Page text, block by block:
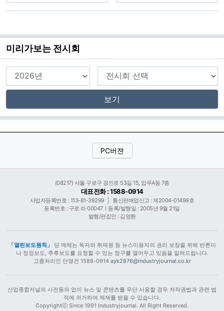
미리가보는 전시회
보기
PC버젼
(08217) 서울 구로구 경인로 53길 15, 업무A동 7층
대표전화 : 1588-0914
사업자등록번호 : 113-81-39299
통신판매업신고 : 제2004-01499호
등록번호 : 구로 라 00047ㅣ등록/발행일 : 2005년 9월 21일
발행/편집인 : 김영환
「열린보도원칙」
당 매체는 독자와 취재원 등 뉴스이용자의 권리 보장을 위해 반론이
나 정정보도, 추후보도를 요청할 수 있는 창구를 열어두고 있음을 알려드립니다.
고충처리인 안영건 1588-0914 ayk2876@industryjournal.co.kr
산업종합저널의 사전동의 없이 뉴스 및 콘텐츠를 무단 사용할 경우 저작권법과 관련 법
적에 의거하여 제재를 받을 수 있습니다.
Copyrightⓒ Since 1991 Industryjournal. All Right Reserved.